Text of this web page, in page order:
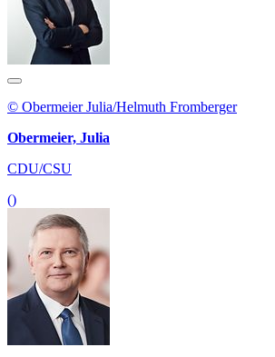
© Obermeier Julia/Helmuth Fromberger
Obermeier, Julia
CDU/CSU
()